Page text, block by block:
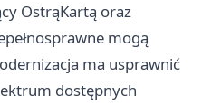
OstrąKartą oraz
mogą
ma usprawnić
dostępnych